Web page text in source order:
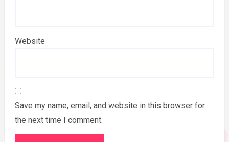
Website
Save my name, email, and website in this browser for
the next time I comment.